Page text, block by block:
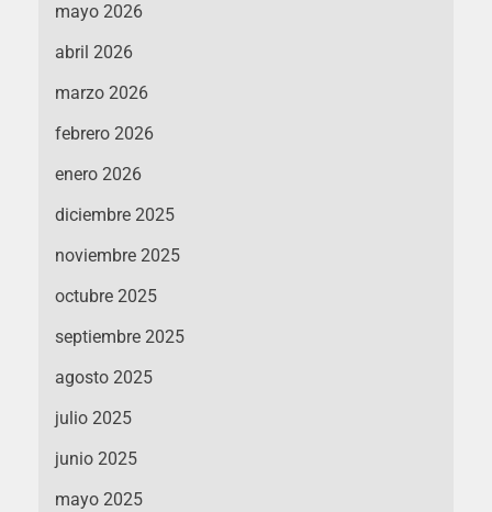
mayo 2026
abril 2026
marzo 2026
febrero 2026
enero 2026
diciembre 2025
noviembre 2025
octubre 2025
septiembre 2025
agosto 2025
julio 2025
junio 2025
mayo 2025